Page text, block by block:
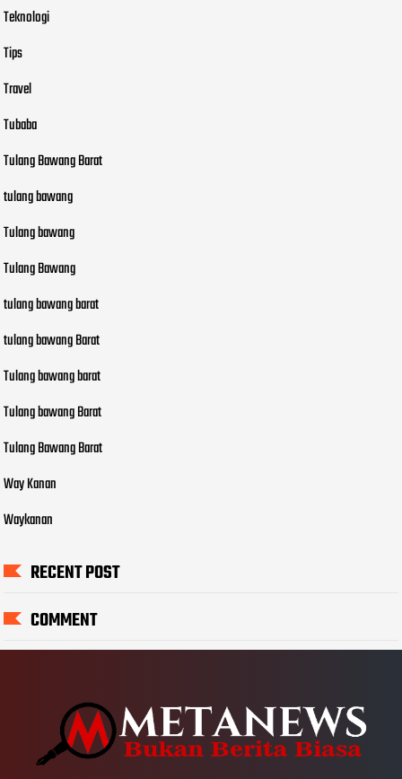
Teknologi
Tips
Travel
Tubaba
Tulang Bawang Barat
tulang bawang
Tulang bawang
Tulang Bawang
tulang bawang barat
tulang bawang Barat
Tulang bawang barat
Tulang bawang Barat
Tulang Bawang Barat
Way Kanan
Waykanan
RECENT POST
COMMENT